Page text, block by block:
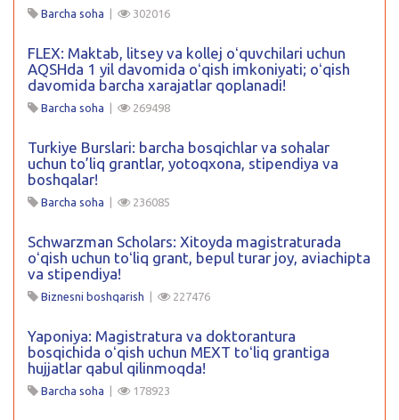
Barcha soha | 302016
FLEX: Maktab, litsey va kollej oʻquvchilari uchun
AQSHda 1 yil davomida oʻqish imkoniyati; oʻqish
davomida barcha xarajatlar qoplanadi!
Barcha soha | 269498
Turkiye Burslari: barcha bosqichlar va sohalar
uchun to’liq grantlar, yotoqxona, stipendiya va
boshqalar!
Barcha soha | 236085
Schwarzman Scholars: Xitoyda magistraturada
oʻqish uchun toʻliq grant, bepul turar joy, aviachipta
va stipendiya!
Biznesni boshqarish | 227476
Yaponiya: Magistratura va doktorantura
bosqichida oʻqish uchun MEXT toʻliq grantiga
hujjatlar qabul qilinmoqda!
Barcha soha | 178923